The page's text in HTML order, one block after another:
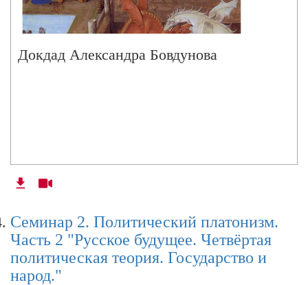
Докдад Александра Бовдунова
Семинар 2. Политический платонизм.
Часть 2 "Русское будущее. Четвёртая
политическая теория. Государство и
народ."